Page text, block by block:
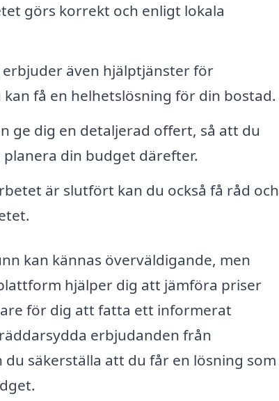
görs korrekt och enligt lokala
även hjälptjänster för
få en helhetslösning för din bostad.
ge dig en detaljerad offert, så att du
din budget därefter.
är slutfört kan du också få råd och
kan kännas överväldigande, men
hjälper dig att jämföra priser
för dig att fatta ett informerat
erbjudanden från
säkerställa att du får en lösning som